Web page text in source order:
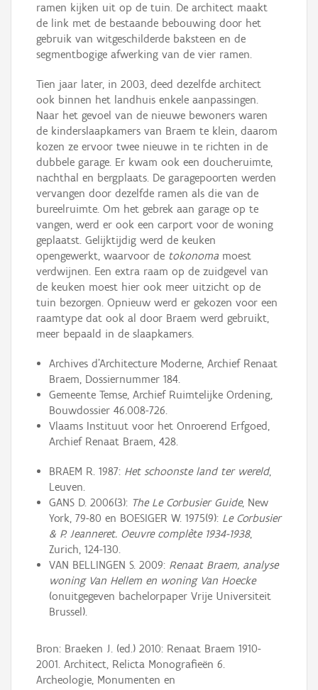
ramen kijken uit op de tuin. De architect maakt
de link met de bestaande bebouwing door het
gebruik van witgeschilderde baksteen en de
segmentbogige afwerking van de vier ramen.
Tien jaar later, in 2003, deed dezelfde architect
ook binnen het landhuis enkele aanpassingen.
Naar het gevoel van de nieuwe bewoners waren
de kinderslaapkamers van Braem te klein, daarom
kozen ze ervoor twee nieuwe in te richten in de
dubbele garage. Er kwam ook een doucheruimte,
nachthal en bergplaats. De garagepoorten werden
vervangen door dezelfde ramen als die van de
bureelruimte. Om het gebrek aan garage op te
vangen, werd er ook een carport voor de woning
geplaatst. Gelijktijdig werd de keuken
opengewerkt, waarvoor de tokonoma moest
verdwijnen. Een extra raam op de zuidgevel van
de keuken moest hier ook meer uitzicht op de
tuin bezorgen. Opnieuw werd er gekozen voor een
raamtype dat ook al door Braem werd gebruikt,
meer bepaald in de slaapkamers.
Archives d'Architecture Moderne, Archief Renaat
Braem, Dossiernummer 184.
Gemeente Temse, Archief Ruimtelijke Ordening,
Bouwdossier 46.008-726.
Vlaams Instituut voor het Onroerend Erfgoed,
Archief Renaat Braem, 428.
BRAEM R. 1987: Het schoonste land ter wereld,
Leuven.
GANS D. 2006(3): The Le Corbusier Guide, New
York, 79-80 en BOESIGER W. 1975(9): Le Corbusier
& P. Jeanneret. Oeuvre complète 1934-1938,
Zurich, 124-130.
VAN BELLINGEN S. 2009: Renaat Braem, analyse
woning Van Hellem en woning Van Hoecke
(onuitgegeven bachelorpaper Vrije Universiteit
Brussel).
Bron: Braeken J. (ed.) 2010: Renaat Braem 1910-
2001. Architect, Relicta Monografieën 6.
Archeologie, Monumenten en